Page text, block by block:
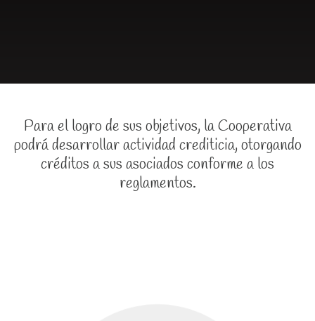
Para el logro de sus objetivos, la Cooperativa
podrá desarrollar actividad crediticia, otorgando
créditos a sus asociados conforme a los
reglamentos.